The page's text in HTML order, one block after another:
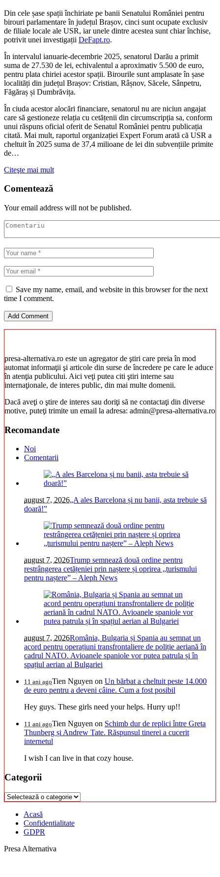
Din cele șase spații închiriate pe banii Senatului României pentru
birouri parlamentare în județul Brașov, cinci sunt ocupate exclusiv
de filiale locale ale USR, iar unele dintre acestea sunt chiar închise,
potrivit unei investigații DeFapt.ro.
În intervalul ianuarie-decembrie 2025, senatorul Darău a primit
suma de 27.530 de lei, echivalentul a aproximativ 5.500 de euro,
pentru plata chiriei acestor spații. Birourile sunt amplasate în șase
localități din județul Brașov: Cristian, Râșnov, Săcele, Sânpetru,
Făgăraș și Dumbrăvița.
În ciuda acestor alocări financiare, senatorul nu are niciun angajat
care să gestioneze relația cu cetățenii din circumscripția sa, conform
unui răspuns oficial oferit de Senatul României pentru publicația
citată. Mai mult, raportul organizației Expert Forum arată că USR a
cheltuit în 2025 suma de 37,4 milioane de lei din subvențiile primite
de…
Citeşte mai mult
Comentează
Your email address will not be published.
Save my name, email, and website in this browser for the next
time I comment.
presa-alternativa.ro este un agregator de ştiri care preia în mod
automat informaţii şi articole din surse de încredere pe care le aduce
în atenţia publicului. Aici veţi putea citi ştiri interne sau
internaţionale, de interes public, din mai multe domenii.
Dacă aveţi o ştire de interes sau doriţi să ne contactaţi din diverse
motive, puteţi trimite un email la adresa: admin@presa-alternativa.ro
Recomandate
Noi
Comentarii
august 7, 2026„A ales Barcelona și nu banii, asta trebuie să
doară!”
august 7, 2026Trump semnează două ordine pentru
restrângerea cetățeniei prin naștere și oprirea „turismului
pentru naștere” – Aleph News
august 7, 2026România, Bulgaria și Spania au semnat un
acord pentru operațiuni transfrontaliere de poliție aeriană în
cadrul NATO. Avioanele spaniole vor putea patrula și în
spațiul aerian al Bulgariei
11 ani agoTien Nguyen on Un bărbat a cheltuit peste 14.000
de euro pentru a deveni câine. Cum a fost posibil
Hey guys. These girls need your helps. Hurry up!!
11 ani agoTien Nguyen on Schimb dur de replici între Greta
Thunberg și Andrew Tate. Răspunsul tinerei a cucerit
internetul
I wish I can live in that cozy house.
Categorii
Categorii
Acasă
Confidentialitate
GDPR
Presa Alternativa